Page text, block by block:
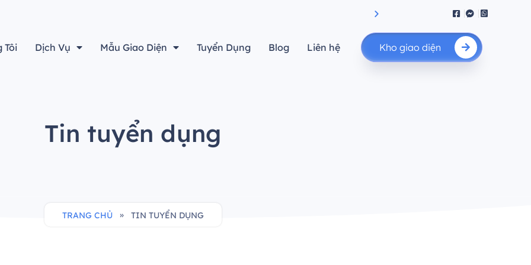
Tôi Dịch Vụ Mẫu Giao Diện Tuyển Dụng Blog Liên hệ Kho giao diện
Tin tuyển dụng
TRANG CHỦ » TIN TUYỂN DỤNG